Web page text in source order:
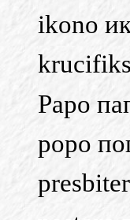
ikono
Papo
popo